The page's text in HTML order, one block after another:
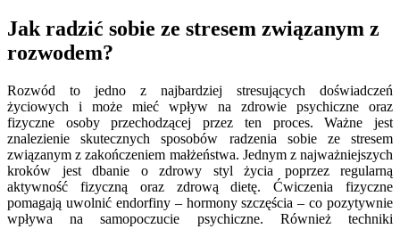
Jak radzić sobie ze stresem związanym z
rozwodem?
Rozwód to jedno z najbardziej stresujących doświadczeń
życiowych i może mieć wpływ na zdrowie psychiczne oraz
fizyczne osoby przechodzącej przez ten proces. Ważne jest
znalezienie skutecznych sposobów radzenia sobie ze stresem
związanym z zakończeniem małżeństwa. Jednym z najważniejszych
kroków jest dbanie o zdrowy styl życia poprzez regularną
aktywność fizyczną oraz zdrową dietę. Ćwiczenia fizyczne
pomagają uwolnić endorfiny – hormony szczęścia – co pozytywnie
wpływa na samopoczucie psychiczne. Również techniki